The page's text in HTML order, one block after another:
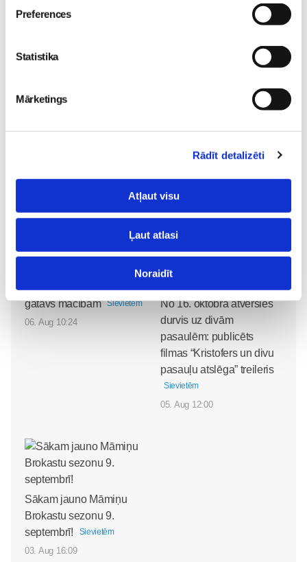
Preferences
Statistika
Mārketings
Rādīt detalizēti
Atļaut visu
Ļaut atlasi
Noraidīt
*Pētījums veikts sadarbībā ar interneta pētījumu kompāniju
Norstat, laika posmā no 5. līdz 13. janvārim, aptaujājot
Kļūsti par Freemore produktu testētāju! Sievietēm
skolā atgrieztos vesels un
gatavs mācībām
Sievietēm
06. Aug 10:24
No 16. oktobra atvērsies
durvis uz divām
pasaulēm: publicēts
filmas “Kristofers un divu
pasauļu atslēga” treileris
Sievietēm
05. Aug 12:00
Sākam jauno Māmiņu
Brokastu sezonu 9.
septembrī!
Sievietēm
03. Aug 16:09